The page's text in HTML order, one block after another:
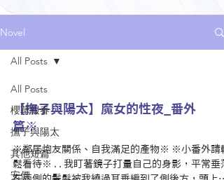
Novel
All Posts
櫻草報春
撫子與陽太
其他短篇
安價
All Posts
【撫子與陽太】魔女的性夜_番外
篇※
※鄰居炮友關係、自我滿足的產物※ ※小番外請
鬆看待※ . . 我盯著鏡子打量自己的身影，平常垂